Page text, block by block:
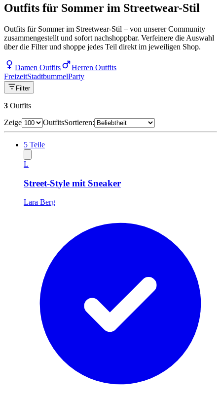
Outfits für Sommer im Streetwear-Stil
Outfits für Sommer im Streetwear-Stil – von unserer Community
zusammengestellt und sofort nachshoppbar. Verfeinere die Auswahl
über die Filter und shoppe jedes Teil direkt im jeweiligen Shop.
Damen Outfits
Herren Outfits
FreizeitStadtbummelParty
Filter
3 Outfits
Zeige
OutfitsSortieren:
5 Teile
L
Street-Style mit Sneaker
Lara Berg